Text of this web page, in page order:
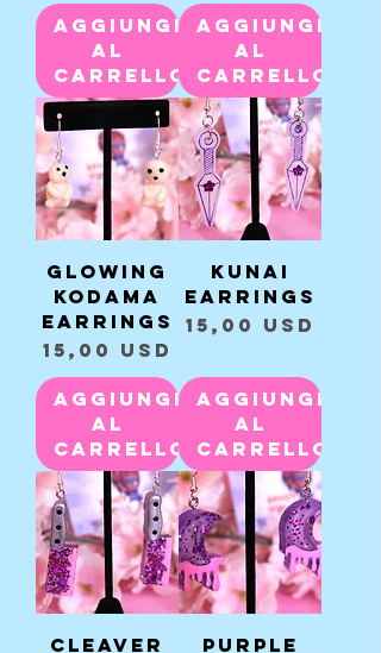
Aggiungi
al
carrello
Aggiungi
al
carrello
Glowing
Kodama
Earrings
Prezzo
15,00 USD
Aggiungi
al
carrello
Kunai
Earrings
Prezzo
15,00 USD
Aggiungi
al
carrello
Cleaver
Purple